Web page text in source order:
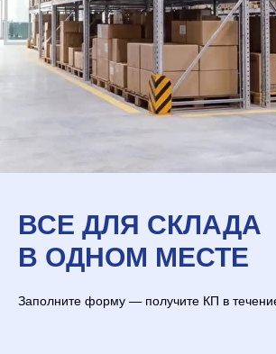
ВСЕ ДЛЯ СКЛАДА
В ОДНОМ МЕСТЕ
Заполните форму — получите КП в